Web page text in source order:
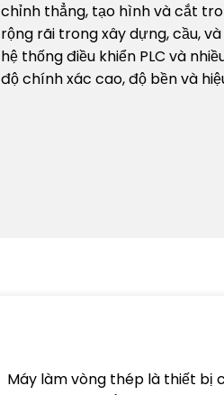
chỉnh thẳng, tạo hình và cắt
rộng rãi trong xây dựng, cầu,
hệ thống điều khiển PLC và
độ chính xác cao, độ bền và
Máy làm vòng thép là thiết bị